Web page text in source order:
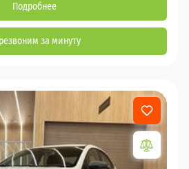
Подробнее
за минуту